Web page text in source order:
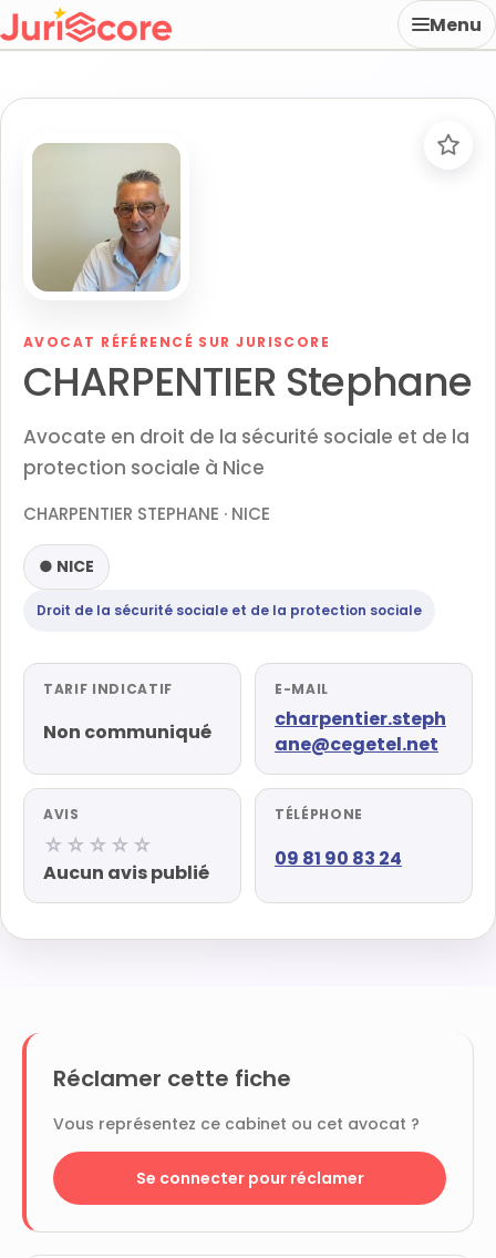
Menu
AVOCAT RÉFÉRENCÉ SUR JURISCORE
CHARPENTIER Stephane
Avocate en droit de la sécurité sociale et de la
protection sociale à Nice
CHARPENTIER STEPHANE · NICE
● NICE
Droit de la sécurité sociale et de la protection sociale
TARIF INDICATIF
Non communiqué
E-MAIL
charpentier.steph
ane@cegetel.net
AVIS
☆☆☆☆☆
Aucun avis publié
TÉLÉPHONE
09 81 90 83 24
Réclamer cette fiche
Vous représentez ce cabinet ou cet avocat ?
Se connecter pour réclamer